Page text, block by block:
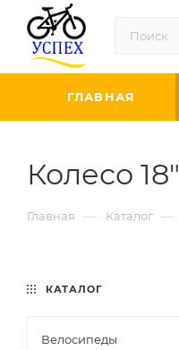
ГЛАВНАЯ
Колесо 18"
Главная — Каталог —
КАТАЛОГ
Велосипеды